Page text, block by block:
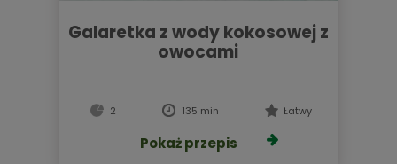
galaretka z wody kokosowej z
owocami
2 135 min Łatwy
Pokaż przepis